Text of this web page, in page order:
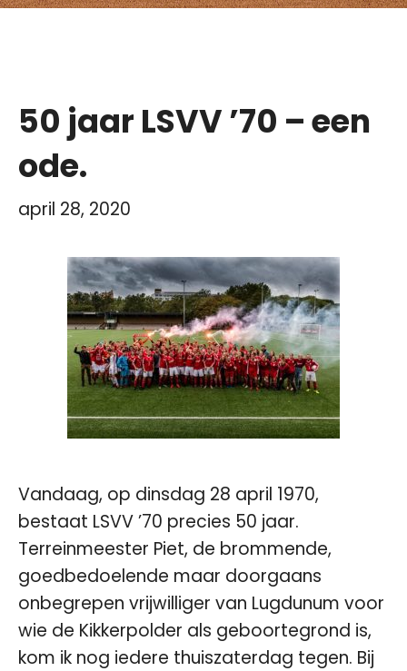
50 jaar LSVV ’70 – een
ode.
april 28, 2020
Vandaag, op dinsdag 28 april 1970,
bestaat LSVV ’70 precies 50 jaar.
Terreinmeester Piet, de brommende,
goedbedoelende maar doorgaans
onbegrepen vrijwilliger van Lugdunum voor
wie de Kikkerpolder als geboortegrond is,
kom ik nog iedere thuiszaterdag tegen. Bij